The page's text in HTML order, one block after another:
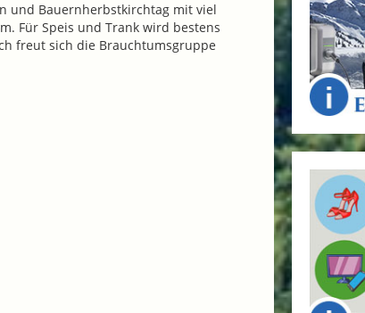
und Bauernherbstkirchtag mit viel
Für Speis und Trank wird bestens
freut sich die Brauchtumsgruppe